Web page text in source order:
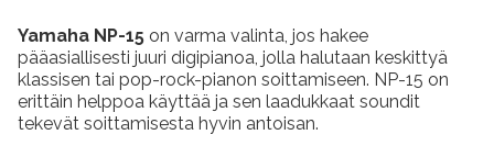
Yamaha NP-15 on varma valinta, jos hakee
pääasiallisesti juuri digipianoa, jolla halutaan keskittyä
klassisen tai pop-rock-pianon soittamiseen. NP-15 on
erittäin helppoa käyttää ja sen laadukkaat soundit
tekevät soittamisesta hyvin antoisan.